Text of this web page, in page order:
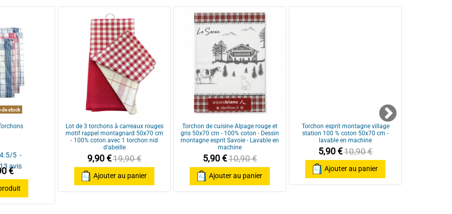
Marie-Blanche L.
à notre échange téléphonique, on vous renvoie un lot de 6 torchons.
de stock
4.5/5 -
avis
€
Lot de 3 torchons à carreaux rouges
motif rappel montagnard 50x70 cm
- 100% coton avec 1 torchon nid
d'abeille
9,90 €19,90 €
Ajouter au panier
Torchon de cuisine Alpage rouge et
gris 50x70 cm - 100% coton - Dessin
montagne esprit Savoie - Lavable en
machine
5,90 €10,90 €
Ajouter au panier
Torchon esprit montagne village
station 100 % coton 50x70 cm -
lavable en machine
5,90 €10,90 €
Ajouter au panier